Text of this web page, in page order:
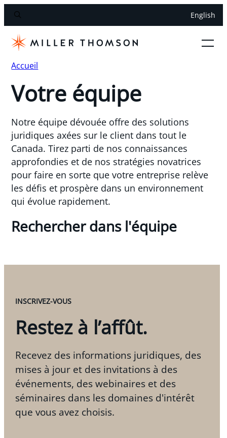
English
Accueil
Votre équipe
Notre équipe dévouée offre des solutions
juridiques axées sur le client dans tout le
Canada. Tirez parti de nos connaissances
approfondies et de nos stratégies novatrices
pour faire en sorte que votre entreprise relève
les défis et prospère dans un environnement
qui évolue rapidement.
Rechercher dans l'équipe
INSCRIVEZ-VOUS
Restez à l’affût.
Recevez des informations juridiques, des
mises à jour et des invitations à des
événements, des webinaires et des
séminaires dans les domaines d'intérêt
que vous avez choisis.